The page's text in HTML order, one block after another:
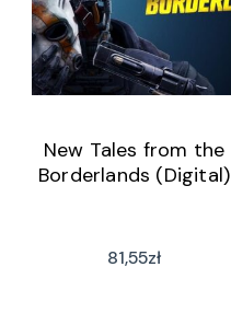
New Tales from the
Borderlands (Digital)
81,55zł